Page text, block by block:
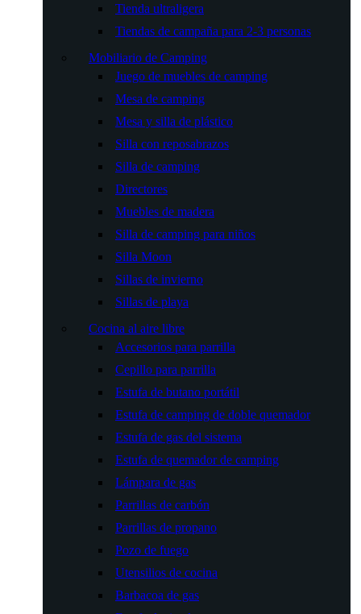
Tienda ultraligera
Tiendas de campaña para 2-3 personas
Mobiliario de Camping
Juego de muebles de camping
Mesa de camping
Mesa y silla de plástico
Silla con reposabrazos
Silla de camping
Directores
Muebles de madera
Silla de camping para niños
Silla Moon
Sillas de invierno
Sillas de playa
Cocina al aire libre
Accesorios para parrilla
Cepillo para parrilla
Estufa de butano portátil
Estufa de camping de doble quemador
Estufa de gas del sistema
Estufa de quemador de camping
Lámpara de gas
Parrillas de carbón
Parrillas de propano
Pozo de fuego
Utensilios de cocina
Barbacoa de gas